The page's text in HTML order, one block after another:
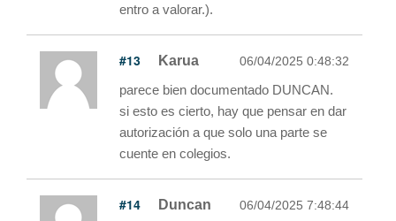
entro a valorar.).
#13 Karua 06/04/2025 0:48:32
parece bien documentado DUNCAN.
si esto es cierto, hay que pensar en dar
autorización a que solo una parte se
cuente en colegios.
#14 Duncan 06/04/2025 7:48:44